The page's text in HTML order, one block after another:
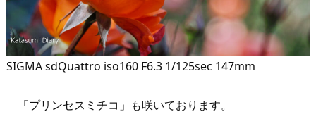
SIGMA sdQuattro iso160 F6.3 1/125sec 147mm
「プリンセスミチコ」も咲いております。